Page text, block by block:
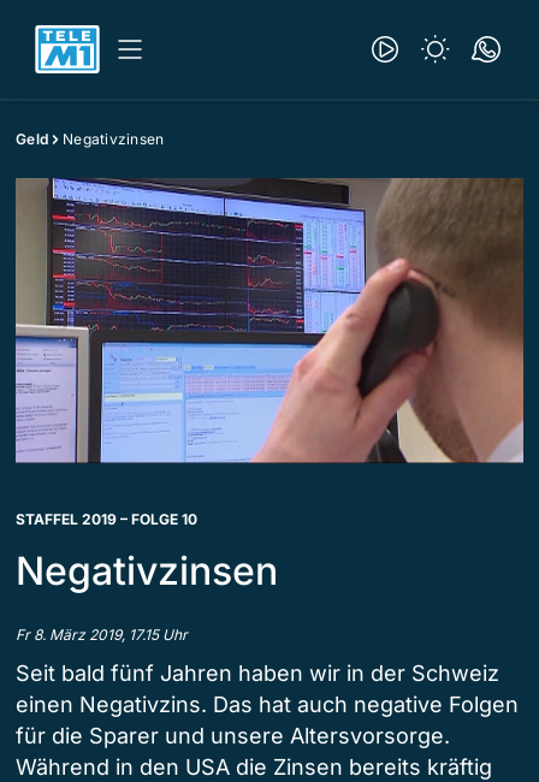
Geld Negativzinsen
STAFFEL 2019 – FOLGE 10
Negativzinsen
Fr 8. März 2019, 17.15 Uhr
Seit bald fünf Jahren haben wir in der Schweiz
einen Negativzins. Das hat auch negative Folgen
für die Sparer und unsere Altersvorsorge.
Während in den USA die Zinsen bereits kräftig